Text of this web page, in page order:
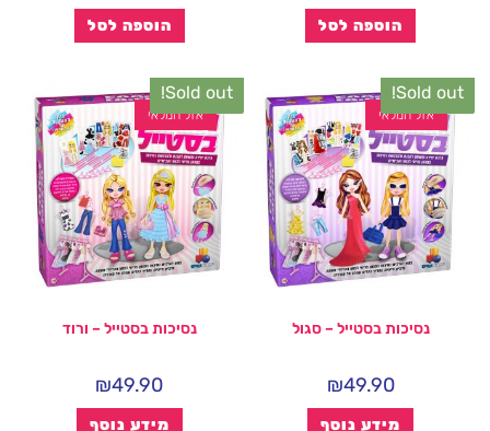
הוספה לסל הוספה לסל
Sold out!
אזל המלאי
נסיכות בסטייל – סגול
₪49.90
מידע נוסף
Sold out!
אזל המלאי
נסיכות בסטייל – ורוד
₪49.90
מידע נוסף